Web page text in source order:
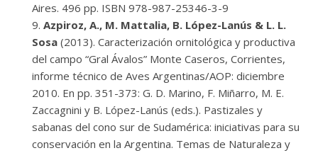
Aires. 496 pp. ISBN 978-987-25346-3-9
Azpiroz, A., M. Mattalia, B. López-Lanús & L. L.
Sosa (2013). Caracterización ornitológica y productiva
del campo “Gral Ávalos” Monte Caseros, Corrientes,
informe técnico de Aves Argentinas/AOP: diciembre
2010. En pp. 351-373: G. D. Marino, F. Miñarro, M. E.
Zaccagnini y B. López-Lanús (eds.). Pastizales y
sabanas del cono sur de Sudamérica: iniciativas para su
conservación en la Argentina. Temas de Naturaleza y